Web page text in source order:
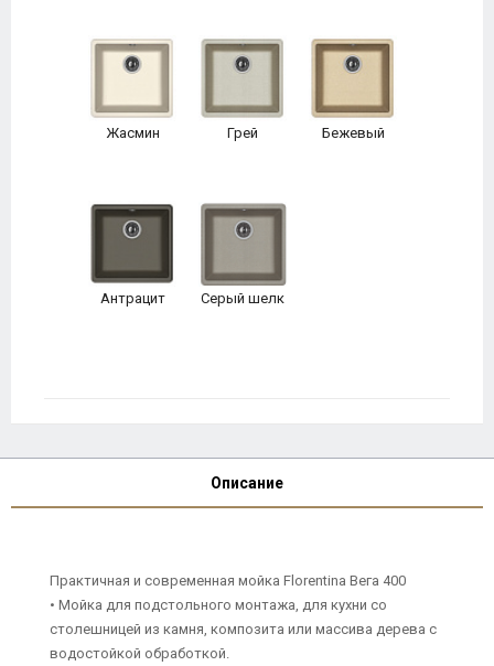
Жасмин Грей Бежевый
Антрацит Серый шелк
Описание
Практичная и современная мойка Florentina Вега 400
• Мойка для подстольного монтажа, для кухни со
столешницей из камня, композита или массива дерева с
водостойкой обработкой.